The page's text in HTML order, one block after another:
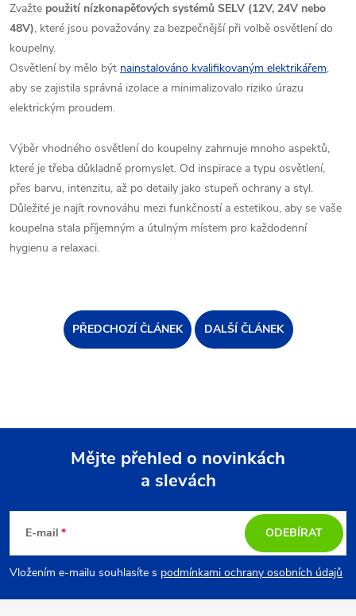
Zvažte použití nízkonapěťových systémů SELV (12V, 24V nebo
48V), které jsou považovány za bezpečnější při volbě osvětlení do
koupelny.
Osvětlení by mělo být nainstalováno kvalifikovaným elektrikářem,
aby se zajistila správná izolace a minimalizovalo riziko úrazu
elektrickým proudem.
Výběr vhodného osvětlení do koupelny zahrnuje mnoho aspektů,
které je třeba důkladně promyslet. Od inspirace a typu osvětlení,
přes barvu, intenzitu, až po detaily jako stupeň ochrany a styl.
Důležité je najít rovnováhu mezi funkčností a estetikou, aby se vaše
koupelna stala příjemným a útulným místem pro každodenní
hygienu a relaxaci.
PŘEDCHOZÍ ČLÁNEK DALŠÍ ČLÁNEK
p
Mějte přehled o novinkách
a slevách
E-mail
Vložením e-mailu souhlasíte s podmínkami ochrany osobních údajů
ODEBÍRAT